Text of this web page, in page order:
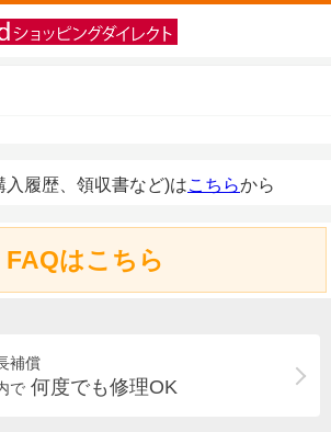
入履歴、領収書など)はこちらから
FAQはこちら
補償
で 何度でも修理OK